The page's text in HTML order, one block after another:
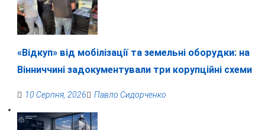
«Відкуп» від мобілізації та земельні оборудки: на
Вінниччині задокументували три корупційні схеми
10 Серпня, 2026 Павло Сидорченко